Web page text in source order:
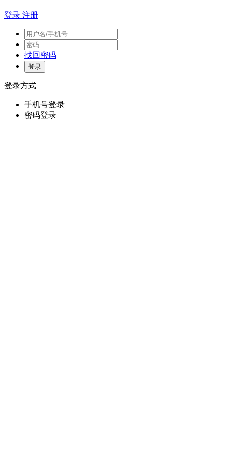
登录 注册
找回密码
登录方式
手机号登录
密码登录